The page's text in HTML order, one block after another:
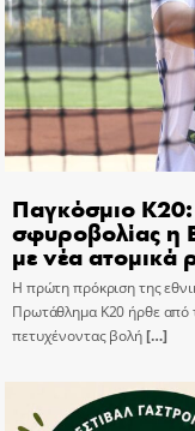
Παγκόσμιο Κ20:
σφυροβολίας η
με νέα ατομικά
Η πρώτη πρόκριση της
Πρωτάθλημα Κ20 ήρθε από
πετυχένοντας βολή[…]